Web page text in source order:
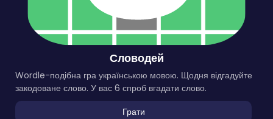
Словодей
Wordle-подібна гра українською мовою. Щодня відгадуйте
закодоване слово. У вас 6 спроб вгадати слово.
Грати